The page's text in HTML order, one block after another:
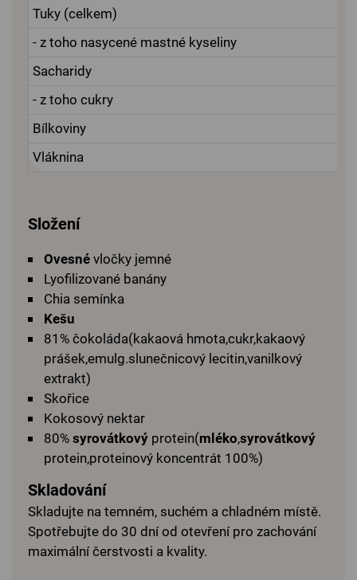
Tuky (celkem)
- z toho nasycené mastné kyseliny
Sacharidy
- z toho cukry
Bílkoviny
Vláknina
Složení
Ovesné vločky jemné
Lyofilizované banány
Chia semínka
Kešu
81% čokoláda(kakaová hmota,cukr,kakaový
prášek,emulg.slunečnicový lecitin,vanilkový
extrakt)
Skořice
Kokosový nektar
80% syrovátkový protein(mléko,syrovátkový
protein,proteinový koncentrát 100%)
Skladování
Skladujte na temném, suchém a chladném místě.
Spotřebujte do 30 dní od otevření pro zachování
maximální čerstvosti a kvality.